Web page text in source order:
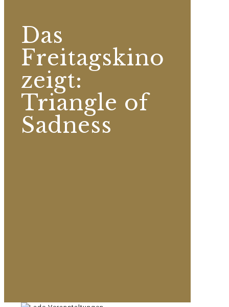
Das
Freitagskino
zeigt:
Triangle of
Sadness